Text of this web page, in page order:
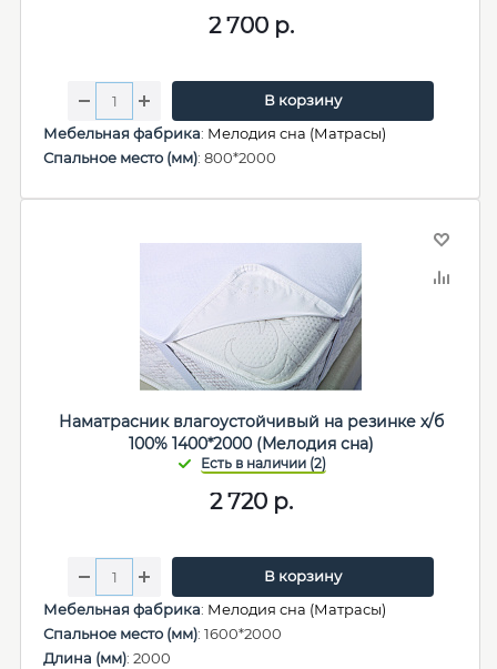
2 700р.
В корзину
Мебельная фабрика: Мелодия сна (Матрасы)
Спальное место (мм): 800*2000
Наматрасник влагоустойчивый на резинке х/б
100% 1400*2000 (Мелодия сна)
2 720р.
В корзину
Мебельная фабрика: Мелодия сна (Матрасы)
Спальное место (мм): 1600*2000
Длина (мм): 2000